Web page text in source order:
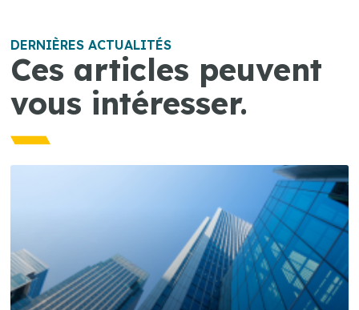
DERNIÈRES ACTUALITÉS
Ces articles peuvent
vous intéresser.